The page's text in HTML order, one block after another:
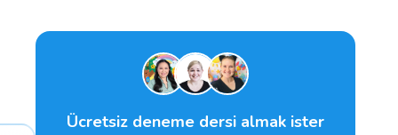
Ücretsiz deneme dersi almak ister